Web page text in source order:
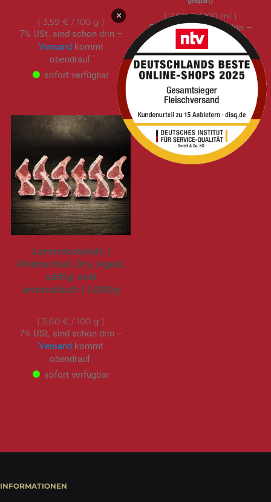
3,59 €/ 100 g
7% USt. sind schon drin –
Versandkommt
obendrauf.
sofort verfügbar
2,90 €/ 100 ml
7% USt. sind schon drin –
Versandkommt
obendrauf.
sofort verfügbar
Lammkotelett |
Rhönschaf, Dry Aged,
saftig und
aromatisch | 1.000g
5,60 € / 100 g
7% USt. sind schon drin –
Versandkommt
obendrauf.
sofort verfügbar
INFORMATIONEN
×